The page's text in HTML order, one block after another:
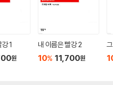
1
원
내 이름은 빨강 2
10% 11,700원